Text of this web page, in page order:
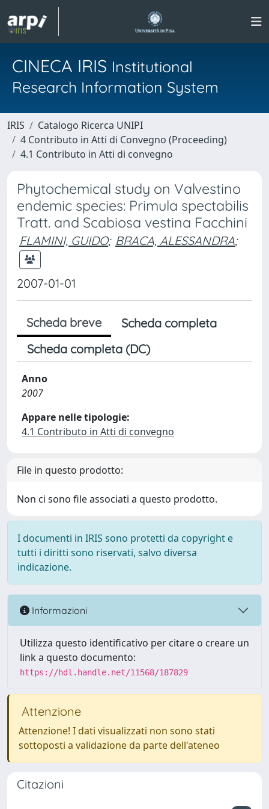
CINECA IRIS Institutional
Research Information System
IRIS
Catalogo Ricerca UNIPI
4 Contributo in Atti di Convegno (Proceeding)
4.1 Contributo in Atti di convegno
Phytochemical study on Valvestino
endemic species: Primula spectabilis
Tratt. and Scabiosa vestina Facchini
FLAMINI, GUIDO; BRACA, ALESSANDRA;
2007-01-01
Scheda breve
Scheda completa
Scheda completa (DC)
Anno
2007
Appare nelle tipologie:
4.1 Contributo in Atti di convegno
File in questo prodotto:
Non ci sono file associati a questo prodotto.
I documenti in IRIS sono protetti da copyright e
tutti i diritti sono riservati, salvo diversa
indicazione.
Informazioni
Utilizza questo identificativo per citare o creare un
link a questo documento:
https://hdl.handle.net/11568/187829
Attenzione
Attenzione! I dati visualizzati non sono stati
sottoposti a validazione da parte dell'ateneo
Citazioni